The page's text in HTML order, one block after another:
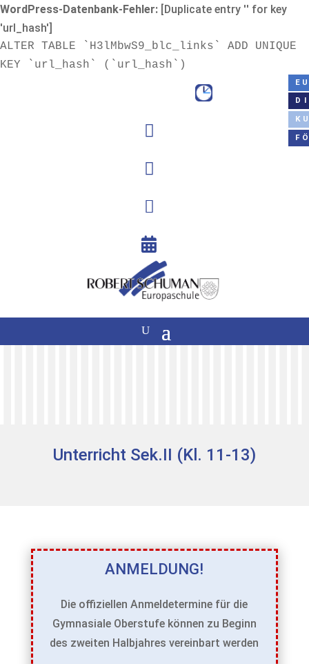
WordPress-Datenbank-Fehler: [Duplicate entry '' for key
'url_hash']
ALTER TABLE `H3lMbwS9_blc_links` ADD UNIQUE
KEY `url_hash` (`url_hash`)




Unterricht Sek.II (Kl. 11-13)
ANMELDUNG!
Die offiziellen Anmeldetermine für die
Gymnasiale Oberstufe können zu Beginn
des zweiten Halbjahres vereinbart werden